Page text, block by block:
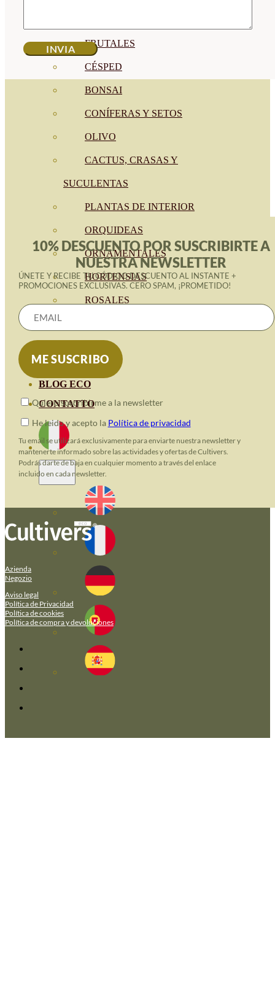
FRUTALES
CÉSPED
BONSAI
CONÍFERAS Y SETOS
OLIVO
CACTUS, CRASAS Y
SUCULENTAS
PLANTAS DE INTERIOR
ORQUIDEAS
ORNAMENTALES
HORTENSIAS
ROSALES
RECURSOS
BLOG ECO
CONTATTO
10% DESCUENTO POR SUSCRIBIRTE A
NUESTRA NEWSLETTER
ÚNETE Y RECIBE TU CÓDIGO DESCUENTO AL INSTANTE +
PROMOCIONES EXCLUSIVAS. CERO SPAM, ¡PROMETIDO!
Quiero suscribirme a la newsletter
He leido y acepto la Política de privacidad
Tu email se utilizará exclusivamente para enviarte nuestra newsletter y
mantenerte informado sobre las actividades y ofertas de Cultivers.
Podrás darte de baja en cualquier momento a través del enlace
incluido en cada newsletter.
Azienda
Negozio
Aviso legal
Política de Privacidad
Política de cookies
Política de compra y devoluciones